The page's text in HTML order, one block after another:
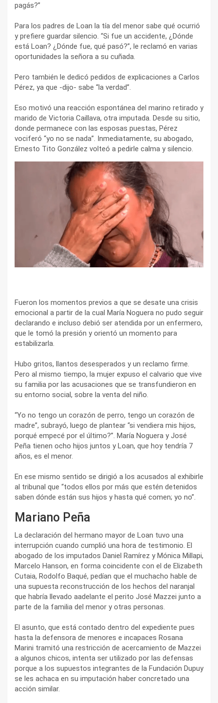
pagás?”
Para los padres de Loan la tía del menor sabe qué ocurrió
y prefiere guardar silencio. “Si fue un accidente, ¿Dónde
está Loan? ¿Dónde fue, qué pasó?”, le reclamó en varias
oportunidades la señora a su cuñada.
Pero también le dedicó pedidos de explicaciones a Carlos
Pérez, ya que -dijo- sabe “la verdad”.
Eso motivó una reacción espontánea del marino retirado y
marido de Victoria Caillava, otra imputada. Desde su sitio,
donde permanece con las esposas puestas, Pérez
vociferó “yo no se nada”. Inmediatamente, su abogado,
Ernesto Tito González volteó a pedirle calma y silencio.
Fueron los momentos previos a que se desate una crisis
emocional a partir de la cual María Noguera no pudo seguir
declarando e incluso debió ser atendida por un enfermero,
que le tomó la presión y orientó un momento para
estabilizarla.
Hubo gritos, llantos desesperados y un reclamo firme.
Pero al mismo tiempo, la mujer expuso el calvario que vive
su familia por las acusaciones que se transfundieron en
su entorno social, sobre la venta del niño.
“Yo no tengo un corazón de perro, tengo un corazón de
madre”, subrayó, luego de plantear “si vendiera mis hijos,
porqué empecé por el último?”. María Noguera y José
Peña tienen ocho hijos juntos y Loan, que hoy tendría 7
años, es el menor.
En ese mismo sentido se dirigió a los acusados al exhibirle
al tribunal que “todos ellos por más que estén detenidos
saben dónde están sus hijos y hasta qué comen; yo no”.
Mariano Peña
La declaración del hermano mayor de Loan tuvo una
interrupción cuando cumplió una hora de testimonio. El
abogado de los imputados Daniel Ramírez y Mónica Millapi,
Marcelo Hanson, en forma coincidente con el de Elizabeth
Cutaia, Rodolfo Baqué, pedían que el muchacho hable de
una supuesta reconstrucción de los hechos del naranjal
que habría llevado aadelante el perito José Mazzei junto a
parte de la familia del menor y otras personas.
El asunto, que está contado dentro del expediente pues
hasta la defensora de menores e incapaces Rosana
Marini tramitó una restricción de acercamiento de Mazzei
a algunos chicos, intenta ser utilizado por las defensas
porque a los supuestos integrantes de la Fundación Dupuy
se les achaca en su imputación haber concretado una
acción similar.